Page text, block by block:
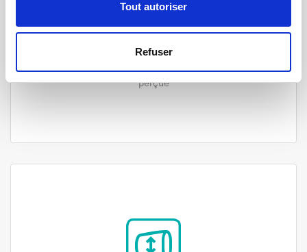
Tout autoriser
Refuser
Contrôle d'aspect
La détection automatique de défauts, la
caractérisation de texture et de la couleur
perçue